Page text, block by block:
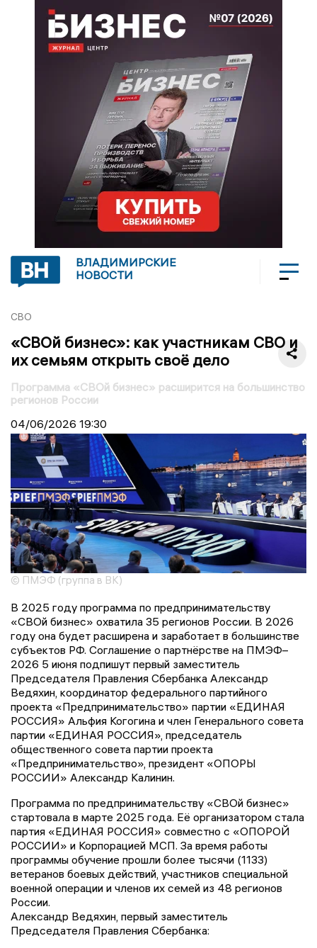
ВЛАДИМИРСКИЕ
НОВОСТИ
СВО
«СВОй бизнес»: как участникам СВО и
их семьям открыть своё дело
Программа «СВОй бизнес» расширится на большинство
регионов России
04/06/2026 19:30
© ПМЭФ (группа в ВК)
В 2025 году программа по предпринимательству
«СВОй бизнес» охватила 35 регионов России. В 2026
году она будет расширена и заработает в большинстве
субъектов РФ. Соглашение о партнёрстве на ПМЭФ–
2026 5 июня подпишут первый заместитель
Председателя Правления Сбербанка Александр
Ведяхин, координатор федерального партийного
проекта «Предпринимательство» партии «ЕДИНАЯ
РОССИЯ» Альфия Когогина и член Генерального совета
партии «ЕДИНАЯ РОССИЯ», председатель
общественного совета партии проекта
«Предпринимательство», президент «ОПОРЫ
РОССИИ» Александр Калинин.
Программа по предпринимательству «СВОй бизнес»
стартовала в марте 2025 года. Её организатором стала
партия «ЕДИНАЯ РОССИЯ» совместно с «ОПОРОЙ
РОССИИ» и Корпорацией МСП. За время работы
программы обучение прошли более тысячи (1133)
ветеранов боевых действий, участников специальной
военной операции и членов их семей из 48 регионов
России.
Александр Ведяхин, первый заместитель
Председателя Правления Сбербанка: